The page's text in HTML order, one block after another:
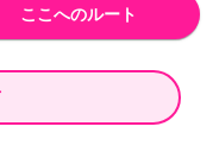
ここへのルート